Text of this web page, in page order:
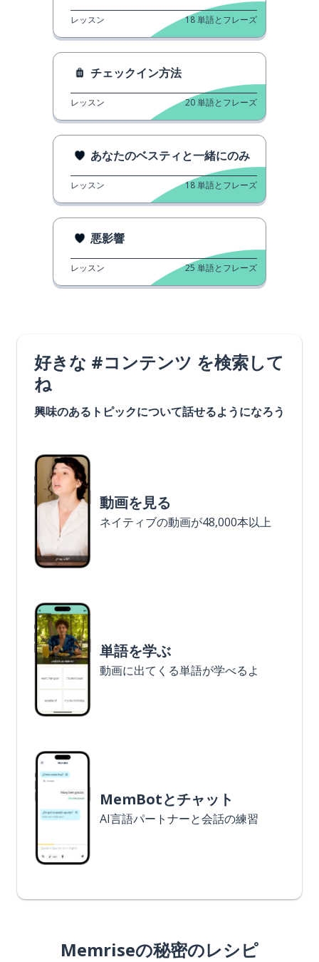
レッスン 18単語とフレーズ
チェックイン方法
レッスン 20単語とフレーズ
あなたのベスティと一緒にのみ
レッスン 18単語とフレーズ
悪影響
レッスン 25 単語とフレーズ
好きな #コンテンツ を検索して
ね
興味のあるトピックについて話せるようになろう
動画を見る
ネイティブの動画が48,000本以上
単語を学ぶ
動画に出てくる単語が学べるよ
MemBotとチャット
AI言語パートナーと会話の練習
Memriseの秘密のレシピ